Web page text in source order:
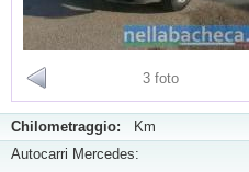
3 foto
Chilometraggio: Km
Autocarri Mercedes: